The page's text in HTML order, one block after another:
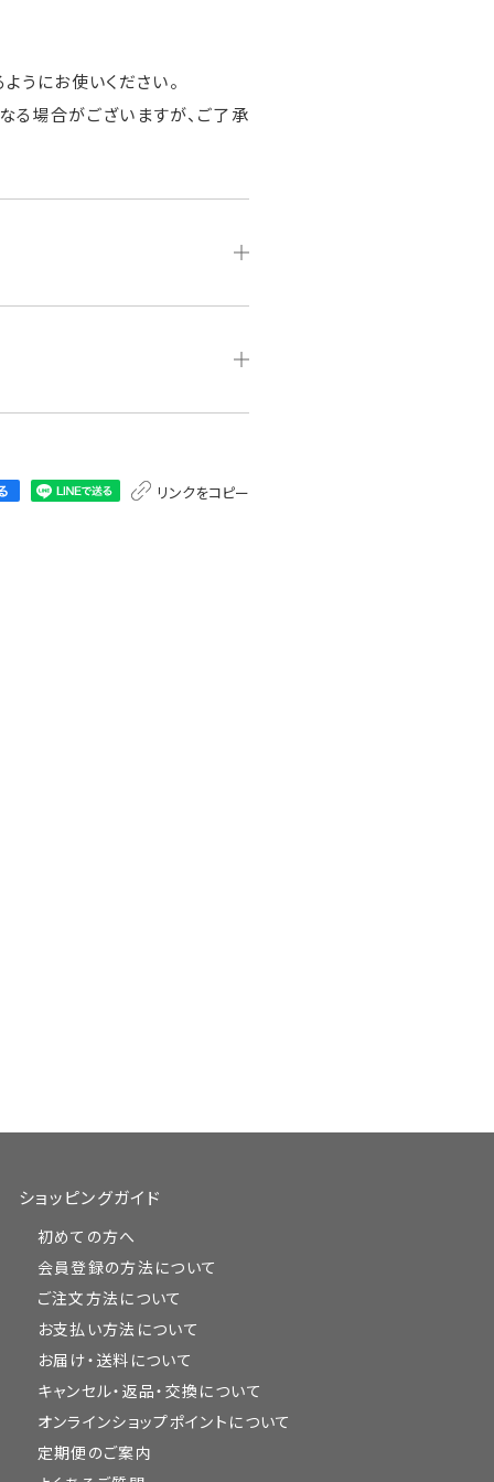
うにお使いください。
る場合がございますが、ご了承
リンクをコピー
ショッピングガイド
初めての方へ
会員登録の方法について
ご注文方法について
お支払い方法について
お届け・送料について
キャンセル・返品・交換について
オンラインショップポイントについて
定期便のご案内